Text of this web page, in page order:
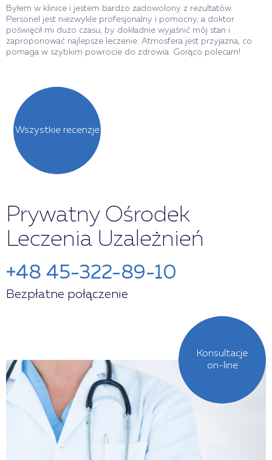
Byłem w klinice i jestem bardzo zadowolony z rezultatów.
Personel jest niezwykle profesjonalny i pomocny, a doktor
poświęcił mi dużo czasu, by dokładnie wyjaśnić mój stan i
zaproponować najlepsze leczenie. Atmosfera jest przyjazna, co
pomaga w szybkim powrocie do zdrowia. Gorąco polecam!
Wszystkie recenzje
Prywatny Ośrodek
Leczenia Uzależnień
+48 45-322-89-10
Bezpłatne połączenie
Konsultacje
on-line